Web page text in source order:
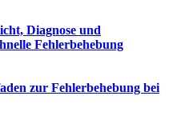
Diagnose und
Fehlerbehebung
zur Fehlerbehebung bei